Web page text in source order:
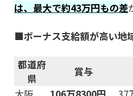
は、最大で約43万円もの差
■ボーナス支給額が高い地
都道府
県
賞与